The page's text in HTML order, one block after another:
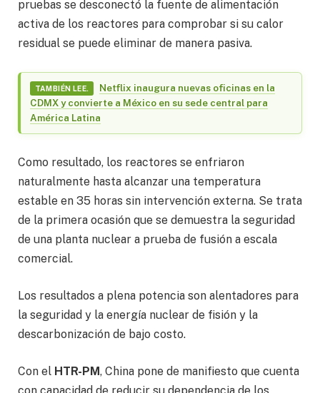
pruebas se desconectó la fuente de alimentación
activa de los reactores para comprobar si su calor
residual se puede eliminar de manera pasiva.
TAMBIÉN LEE.
Netflix inaugura nuevas oficinas en la
CDMX y convierte a México en su sede central para
América Latina
Como resultado, los reactores se enfriaron
naturalmente hasta alcanzar una temperatura
estable en 35 horas sin intervención externa. Se trata
de la primera ocasión que se demuestra la seguridad
de una planta nuclear a prueba de fusión a escala
comercial.
Los resultados a plena potencia son alentadores para
la seguridad y la energía nuclear de fisión y la
descarbonización de bajo costo.
Con el HTR-PM, China pone de manifiesto que cuenta
con capacidad de reducir su dependencia de los